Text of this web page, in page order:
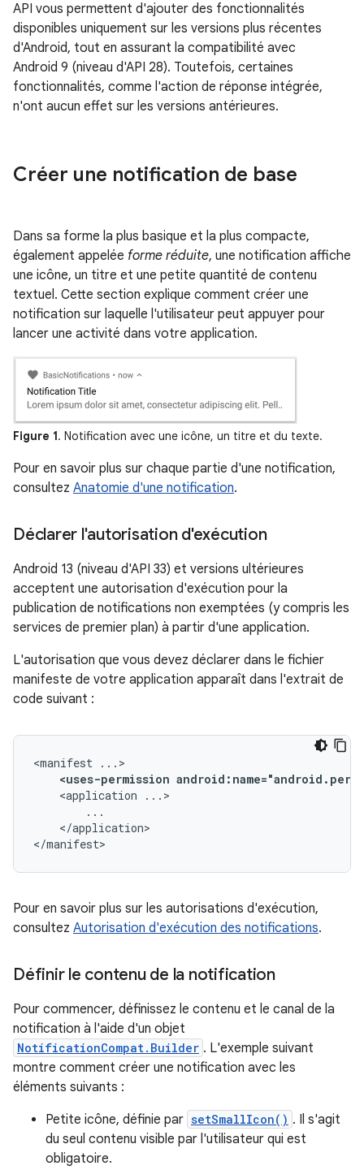
API vous permettent d'ajouter des fonctionnalités
disponibles uniquement sur les versions plus récentes
d'Android, tout en assurant la compatibilité avec
Android 9 (niveau d'API 28). Toutefois, certaines
fonctionnalités, comme l'action de réponse intégrée,
n'ont aucun effet sur les versions antérieures.
Créer une notification de base
Dans sa forme la plus basique et la plus compacte,
également appelée forme réduite, une notification affiche
une icône, un titre et une petite quantité de contenu
textuel. Cette section explique comment créer une
notification sur laquelle l'utilisateur peut appuyer pour
lancer une activité dans votre application.
Figure 1. Notification avec une icône, un titre et du texte.
Pour en savoir plus sur chaque partie d'une notification,
consultez Anatomie d'une notification.
Déclarer l'autorisation d'exécution
Android 13 (niveau d'API 33) et versions ultérieures
acceptent une autorisation d'exécution pour la
publication de notifications non exemptées (y compris les
services de premier plan) à partir d'une application.
L'autorisation que vous devez déclarer dans le fichier
manifeste de votre application apparaît dans l'extrait de
code suivant :
<manifest
<uses-permission
<application
</application>
</manifest>
Pour en savoir plus sur les autorisations d'exécution,
consultez Autorisation d'exécution des notifications.
Définir le contenu de la notification
Pour commencer, définissez le contenu et le canal de la
notification à l'aide d'un objet
NotificationCompat.Builder . L'exemple suivant
montre comment créer une notification avec les
éléments suivants :
Petite icône, définie par setSmallIcon() . Il s'agit
du seul contenu visible par l'utilisateur qui est
obligatoire.